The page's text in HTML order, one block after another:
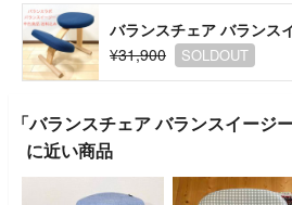
¥31,900
SOLDOUT
「バランスチェア バランスイージ
に近い商品